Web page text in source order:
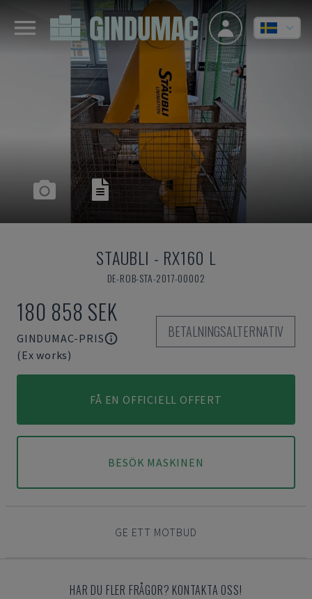
STAUBLI - RX160 L
DE-ROB-STA-2017-00002
180 858 SEK
GINDUMAC-PRIS
(Ex works)
BETALNINGSALTERNATIV
FÅ EN OFFICIELL OFFERT
BESÖK MASKINEN
GE ETT MOTBUD
HAR DU FLER FRÅGOR? KONTAKTA OSS!